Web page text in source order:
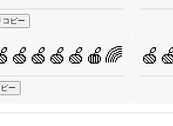
コピー
ー